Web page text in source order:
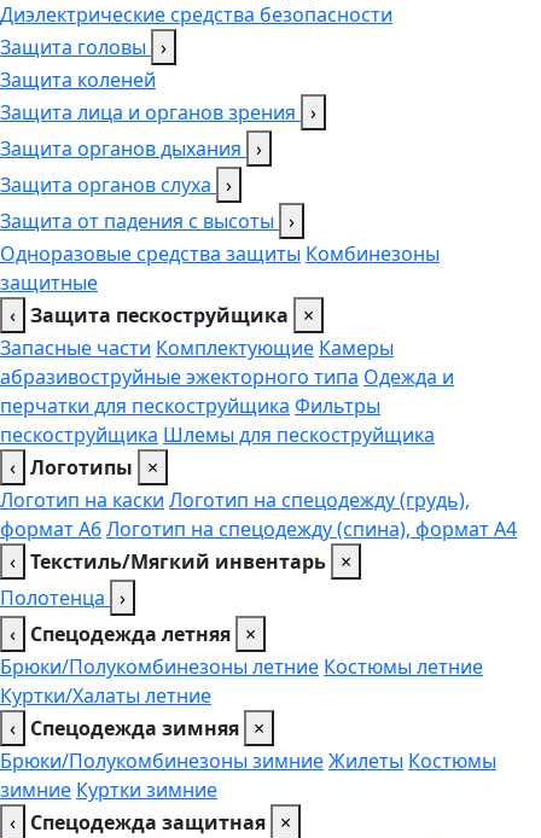
Диэлектрические средства безопасности
Защита головы ›
Защита коленей
Защита лица и органов зрения ›
Защита органов дыхания ›
Защита органов слуха ›
Защита от падения с высоты ›
Одноразовые средства защиты Комбинезоны
защитные
‹ Защита пескоструйщика
×
Запасные части Комплектующие Камеры
абразивоструйные эжекторного типа Одежда и
перчатки для пескоструйщика Фильтры
пескоструйщика Шлемы для пескоструйщика
‹ Логотипы
×
Логотип на каски Логотип на спецодежду (грудь),
формат А6Логотип на спецодежду (спина), формат А4
‹ Текстиль/Мягкий инвентарь ×
Полотенца ›
‹ Спецодежда летняя ×
Брюки/Полукомбинезоны летние Костюмы летние
Куртки/Халаты летние
‹ Спецодежда зимняя ×
Брюки/Полукомбинезоны зимниеЖилеты Костюмы
зимние Куртки зимние
‹ Спецодежда защитная ×